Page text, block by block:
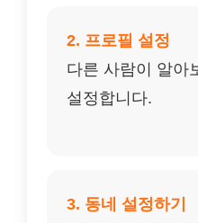
2. 프로필 설정
다른 사람이 알아
설정합니다.
3. 동네 설정하기